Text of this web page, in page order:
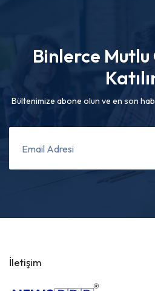
Binlerce
Bültenimize abone olun ve en son
İletişim